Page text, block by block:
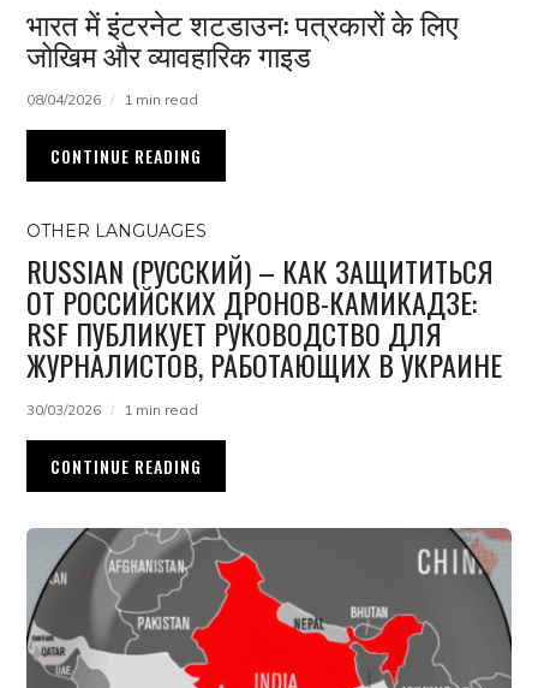
भारत में इंटरनेट शटडाउन: पत्रकारों के लिए
जोखिम और व्यावहारिक गाइड
08/04/2026 1 min read
CONTINUE READING
OTHER LANGUAGES
RUSSIAN (РУССКИЙ) – КАК ЗАЩИТИТЬСЯ
ОТ РОССИЙСКИХ ДРОНОВ-КАМИКАДЗЕ:
RSF ПУБЛИКУЕТ РУКОВОДСТВО ДЛЯ
ЖУРНАЛИСТОВ, РАБОТАЮЩИХ В УКРАИНЕ
30/03/2026 1 min read
CONTINUE READING